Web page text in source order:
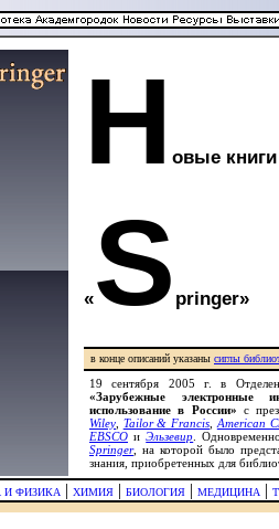
Н овые книги
«S pringer»
в конце описаний указаны сиглы
19 сентября 2005 г. в
«Зарубежные электронные
использование в России» с
Wiley Tailor & Francis American
EBSCO иЭльзевир .
Springer, на которой было
знания, приобретенных для
И ФИЗИКА | ХИМИЯ| БИОЛОГИЯ| МЕДИЦИНА |